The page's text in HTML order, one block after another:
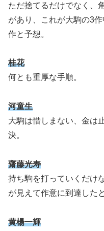
ただ捨てるだけでなく、
があり、これが大駒の3
作と予想。
桂花
何とも重厚な手順。
河童生
大駒は惜しまない、金は
決。
齋藤光寿
持ち駒を打っていくだけ
が見えて作意に到達した
黄楊一輝